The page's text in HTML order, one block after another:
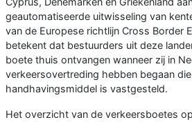
geautomatiseerde uitwisseling van
van de Europese richtlijn Cross Border
betekent dat bestuurders uit deze
boete thuis ontvangen wanneer zij in
verkeersovertreding hebben begaan
handhavingsmiddel is vastgesteld.
Het overzicht van de verkeersboetes